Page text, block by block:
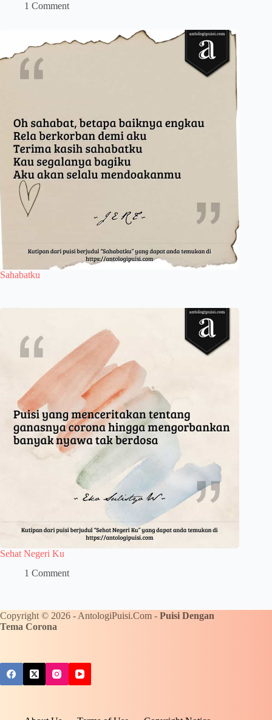
1 Comment
Sahabatku
Sehat Negeri Ku
1 Comment
Copyright © 2026 - AntologiPuisi.Com - Puisi Dengan
Tema Corona